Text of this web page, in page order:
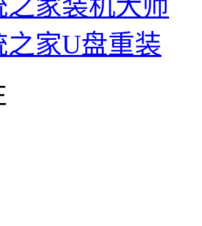
之家U盘重装